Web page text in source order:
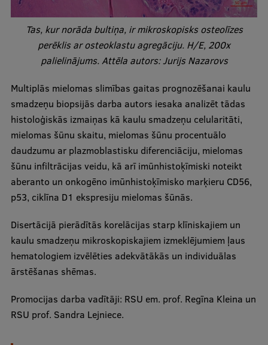
Mūžizglītība
Ētikas un līdztiesības mācības
Atvērtā universitāte
Sagatavošanas kursi
Profesionālās pilnveides kursi
ESF kvalifikācijas celšanas kursi
Pedagoģiskās izaugsmes centrs
Pētniecība
Zinātniskie institūti un laboratorijas
Tas, kur norāda bultiņa, ir mikroskopisks osteolīzes
perēklis ar osteoklastu agregāciju. H/E, 200x
palielinājums. Attēla autors: Jurijs Nazarovs
Multiplās mielomas slimības gaitas prognozēšanai kaulu
smadzeņu biopsijās darba autors iesaka analizēt tādas
histoloģiskās izmaiņas kā kaulu smadzeņu celularitāti,
mielomas šūnu skaitu, mielomas šūnu procentuālo
daudzumu ar plazmoblastisku diferenciāciju, mielomas
šūnu infiltrācijas veidu, kā arī imūnhistoķīmiski noteikt
aberanto un onkogēno imūnhistoķīmisko marķieru CD56,
p53, ciklīna D1 ekspresiju mielomas šūnās.
Disertācijā pierādītās korelācijas starp klīniskajiem un
kaulu smadzeņu mikroskopiskajiem izmeklējumiem ļaus
hematologiem izvēlēties adekvātākās un individuālas
ārstēšanas shēmas.
Promocijas darba vadītāji: RSU em. prof. Regīna Kleina un
RSU prof. Sandra Lejniece.